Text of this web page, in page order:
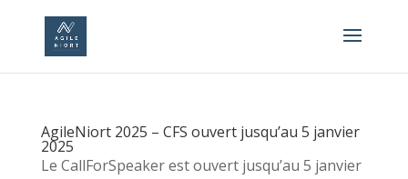
AgileNiort 2025 – CFS ouvert jusqu’au 5 janvier
2025
Le CallForSpeaker est ouvert jusqu’au 5 janvier